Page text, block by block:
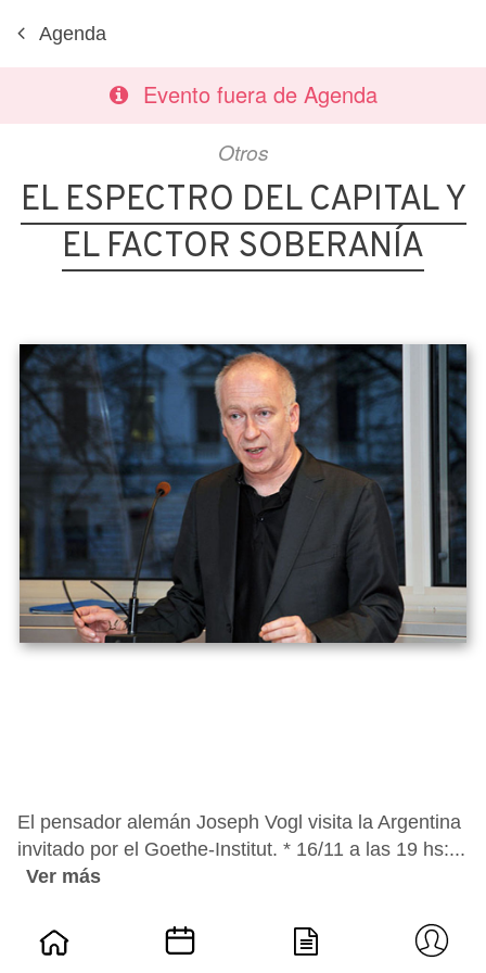
Agenda
Evento fuera de Agenda
Otros
EL ESPECTRO DEL CAPITAL Y
EL FACTOR SOBERANÍA
El pensador alemán Joseph Vogl visita la Argentina
invitado por el Goethe-Institut. * 16/11 a las 19 hs:...
Ver más